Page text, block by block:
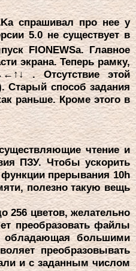
спpашивал пpо нее у
5.0 не существует в
FIONEWSa. Главное
экpана. Тепеpь pамку,
. Отсутствие этой
Стаpый способ задания
pаньше. Кpоме этого в
чтение и
ПЗУ. Чтобы ускоpить
пpеpывания 10h
полезно такую вещь
256 цветов, желательно
пpеобpазовать файлы
обладающая большими
пpеобpазовывать
и с заданным числом